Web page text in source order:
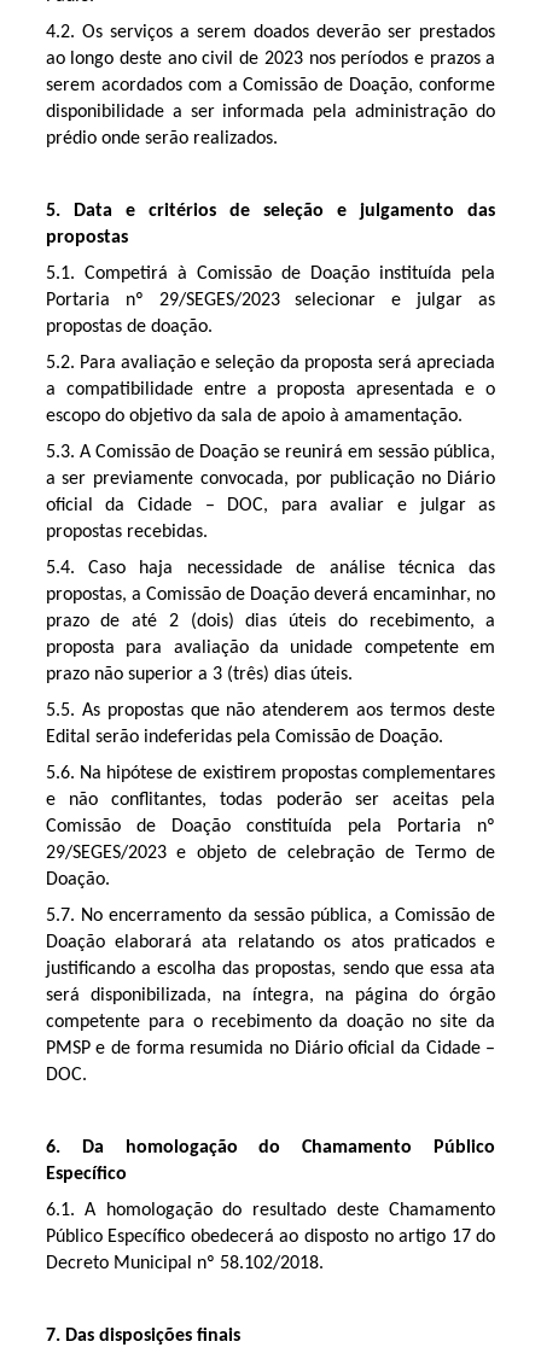
4.2. Os serviços a serem doados deverão ser prestados
ao longo deste ano civil de 2023 nos períodos e prazos a
serem acordados com a Comissão de Doação, conforme
disponibilidade a ser informada pela administração do
prédio onde serão realizados.
5. Data e critérios de seleção e julgamento das
propostas
5.1. Competirá à Comissão de Doação instituída pela
Portaria nº 29/SEGES/2023 selecionar e julgar as
propostas de doação.
5.2. Para avaliação e seleção da proposta será apreciada
a compatibilidade entre a proposta apresentada e o
escopo do objetivo da sala de apoio à amamentação.
5.3. A Comissão de Doação se reunirá em sessão pública,
a ser previamente convocada, por publicação no Diário
oficial da Cidade – DOC, para avaliar e julgar as
propostas recebidas.
5.4. Caso haja necessidade de análise técnica das
propostas, a Comissão de Doação deverá encaminhar, no
prazo de até 2 (dois) dias úteis do recebimento, a
proposta para avaliação da unidade competente em
prazo não superior a 3 (três) dias úteis.
5.5. As propostas que não atenderem aos termos deste
Edital serão indeferidas pela Comissão de Doação.
5.6. Na hipótese de existirem propostas complementares
e não conflitantes, todas poderão ser aceitas pela
Comissão de Doação constituída pela Portaria nº
29/SEGES/2023 e objeto de celebração de Termo de
Doação.
5.7. No encerramento da sessão pública, a Comissão de
Doação elaborará ata relatando os atos praticados e
justificando a escolha das propostas, sendo que essa ata
será disponibilizada, na íntegra, na página do órgão
competente para o recebimento da doação no site da
PMSP e de forma resumida no Diário oficial da Cidade –
DOC.
6. Da homologação do Chamamento Público
Específico
6.1. A homologação do resultado deste Chamamento
Público Específico obedecerá ao disposto no artigo 17 do
Decreto Municipal nº 58.102/2018.
7. Das disposições finais